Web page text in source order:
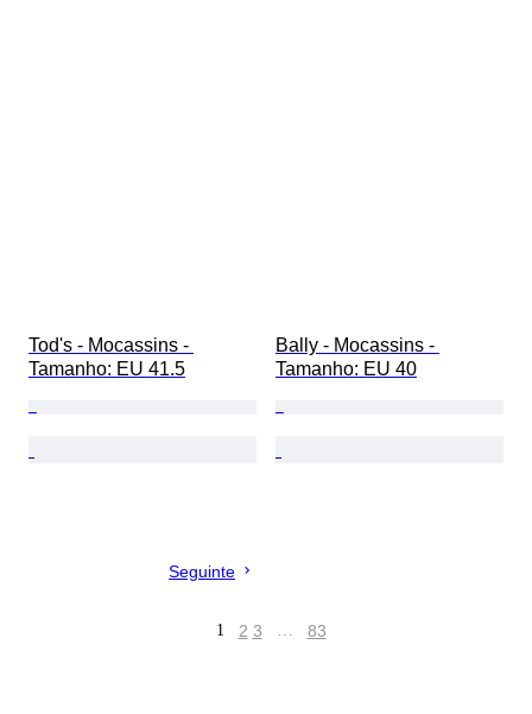
Tod's - Mocassins -
Tamanho: EU 41.5
Bally - Mocassins -
Tamanho: EU 40
Seguinte
1 2 3 … 83